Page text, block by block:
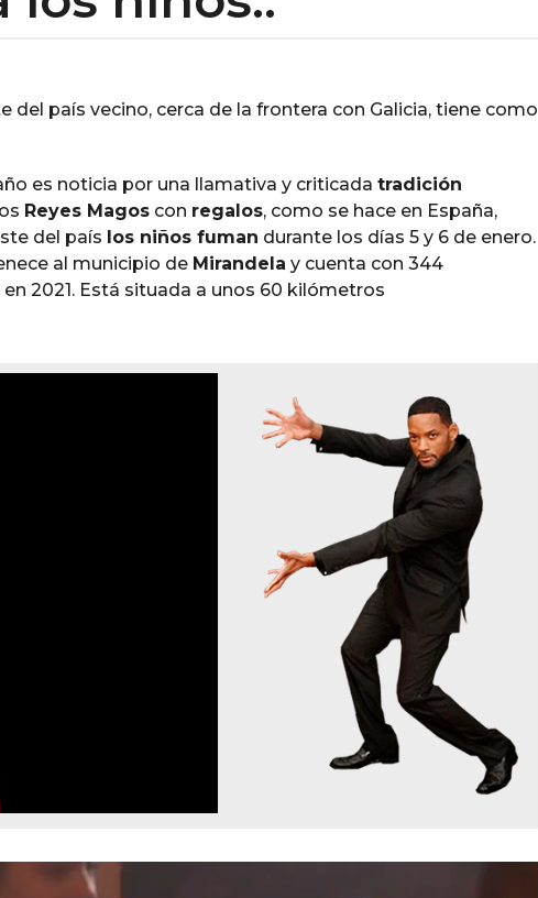
del país vecino, cerca de la frontera con Galicia, tiene como
es noticia por una llamativa y criticada tradición
Reyes Magos con regalos, como se hace en España,
del país los niños fuman durante los días 5 y 6 de enero.
al municipio de Mirandela y cuenta con 344
2021. Está situada a unos 60 kilómetros